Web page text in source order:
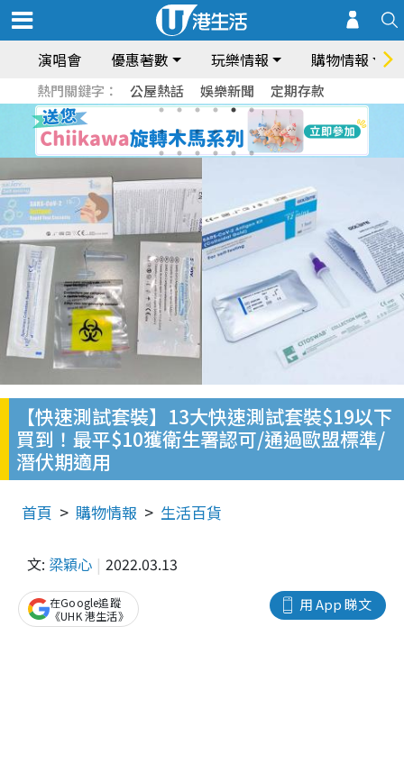
演唱會 優惠著數 玩樂情報 購物情報
熱門關鍵字： 公屋熱話 娛樂新聞 定期存款
【快速測試套裝】13大快速測試套裝$19以下
買到！最平$10獲衛生署認可/通過歐盟標準/
潛伏期適用
首頁 購物情報 生活百貨
文: 梁穎心 2022.03.13
用 App 睇文
在Google追蹤
《UHK 港生活》